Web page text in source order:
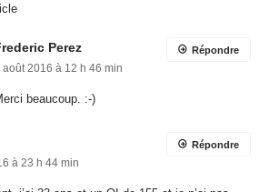
à 23 h 44 min
j’ai 33 ans et un QI de 155 et je n’ai pas
que j’adore ce jeu, qui pour l’avoir constaté
rapidement avec des personnes que
pas. J’ai même passé une bonne demi-
d’être sans intérêt car assez éloigné de mes
(étant papa de deux enfants de 2 et 5 ans).